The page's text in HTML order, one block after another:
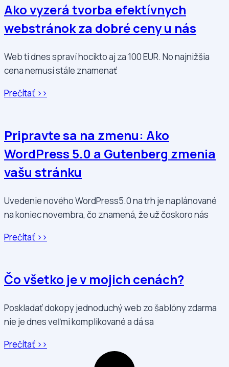
Ako vyzerá tvorba efektívnych
webstránok za dobré ceny u nás
Web ti dnes spraví hocikto aj za 100 EUR. No najnižšia
cena nemusí stále znamenať
Prečítať >>
Pripravte sa na zmenu: Ako
WordPress 5.0 a Gutenberg zmenia
vašu stránku
Uvedenie nového WordPress5.0 na trh je naplánované
na koniec novembra, čo znamená, že už čoskoro nás
Prečítať >>
Čo všetko je v mojich cenách?
Poskladať dokopy jednoduchý web zo šablóny zdarma
nie je dnes veľmi komplikované a dá sa
Prečítať >>